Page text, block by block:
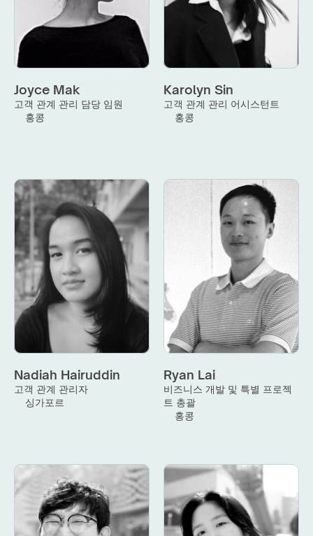
Joyce Mak
고객 관계 관리 담당 임원
홍콩
Karolyn Sin
고객 관계 관리 어시스턴트
홍콩
Nadiah Hairuddin
고객 관계 관리자
싱가포르
Ryan Lai
비즈니스 개발 및 특별 프로젝
트 총괄
홍콩